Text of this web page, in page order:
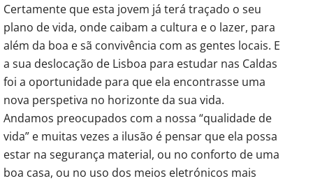
Certamente que esta jovem já terá traçado o seu
plano de vida, onde caibam a cultura e o lazer, para
além da boa e sã convivência com as gentes locais. E
a sua deslocação de Lisboa para estudar nas Caldas
foi a oportunidade para que ela encontrasse uma
nova perspetiva no horizonte da sua vida.
Andamos preocupados com a nossa “qualidade de
vida” e muitas vezes a ilusão é pensar que ela possa
estar na segurança material, ou no conforto de uma
boa casa, ou no uso dos meios eletrónicos mais